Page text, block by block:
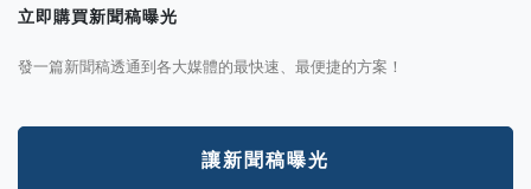
立即購買新聞稿曝光
發一篇新聞稿透通到各大媒體的最快速、最便捷的方案！
讓新聞稿曝光